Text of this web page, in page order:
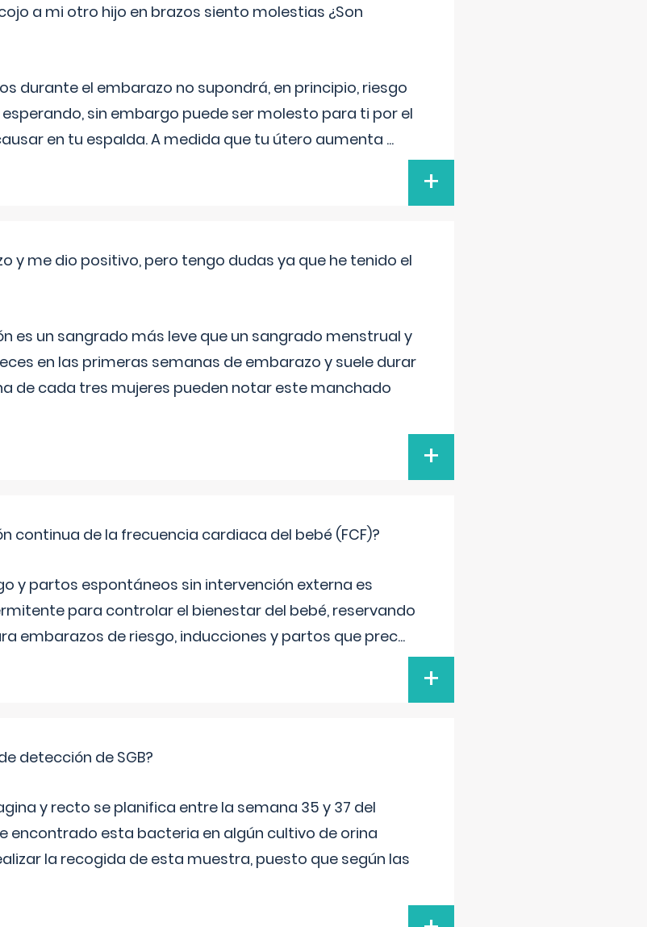
a mi otro hijo en brazos siento molestias ¿Son
durante el embarazo no supondrá, en principio, riesgo
sin embargo puede ser molesto para ti por el
en tu espalda. A medida que tu útero aumenta ...
+
y me dio positivo, pero tengo dudas ya que he tenido el
es un sangrado más leve que un sangrado menstrual y
en las primeras semanas de embarazo y suele durar
de cada tres mujeres pueden notar este manchado
+
continua de la frecuencia cardiaca del bebé (FCF)?
y partos espontáneos sin intervención externa es
para controlar el bienestar del bebé, reservando
embarazos de riesgo, inducciones y partos que prec...
+
detección de SGB?
y recto se planifica entre la semana 35 y 37 del
encontrado esta bacteria en algún cultivo de orina
la recogida de esta muestra, puesto que según las